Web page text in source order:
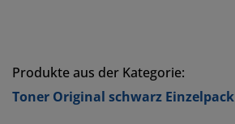
Produkte aus der Kategorie:
Toner Original schwarz Einzelpack